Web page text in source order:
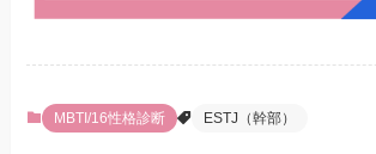
MBTI/16性格診断 ESTJ（幹部）